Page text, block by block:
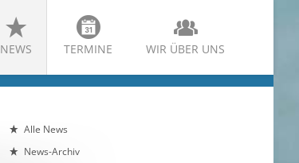
NEWS TERMINE WIR ÜBER UNS
Alle News
News-Archiv